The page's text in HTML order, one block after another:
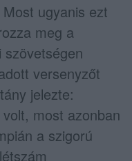
ugyanis ezt
meg a
versenyzőt
jelezte:
most azonban
a szigorú